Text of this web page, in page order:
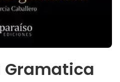
Gramatica